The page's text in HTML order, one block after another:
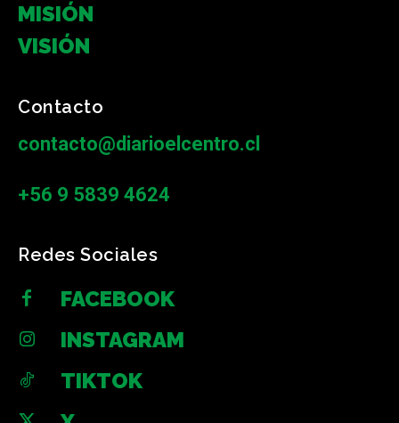
MISIÓN
VISIÓN
Contacto
contacto@diarioelcentro.cl
+56 9 5839 4624
Redes Sociales
FACEBOOK
INSTAGRAM
TIKTOK